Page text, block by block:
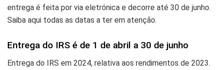
entrega é feita por via eletrónica e decorre até 30 de junho.
Saiba aqui todas as datas a ter em atenção.
Entrega do IRS é de 1 de abril a 30 de junho
Entrega do IRS em 2024, relativa aos rendimentos de 2023.